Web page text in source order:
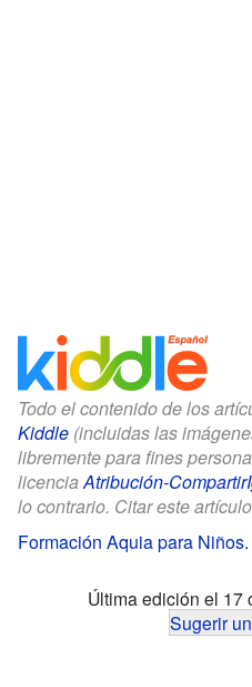
Todo el contenido de los
Kiddle (incluidas las
libremente para fines
licenciaAtribución-
lo contrario. Citar este
Formación Aquia para Niños.
Última edición el 17
Sugerir